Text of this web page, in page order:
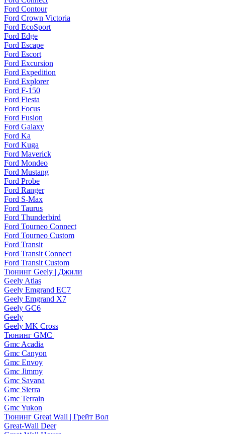
Ford Contour
Ford Crown Victoria
Ford EcoSport
Ford Edge
Ford Escape
Ford Escort
Ford Excursion
Ford Expedition
Ford Explorer
Ford F-150
Ford Fiesta
Ford Focus
Ford Fusion
Ford Galaxy
Ford Ka
Ford Kuga
Ford Maverick
Ford Mondeo
Ford Mustang
Ford Probe
Ford Ranger
Ford S-Max
Ford Taurus
Ford Thunderbird
Ford Tourneo Connect
Ford Tourneo Custom
Ford Transit
Ford Transit Connect
Ford Transit Custom
Тюнинг Geely | Джили
Geely Atlas
Geely Emgrand EC7
Geely Emgrand X7
Geely GC6
Geely
Geely MK Cross
Тюнинг GMC |
Gmc Acadia
Gmc Canyon
Gmc Envoy
Gmc Jimmy
Gmc Savana
Gmc Sierra
Gmc Terrain
Gmc Yukon
Тюнинг Great Wall | Грейт Вол
Great-Wall Deer